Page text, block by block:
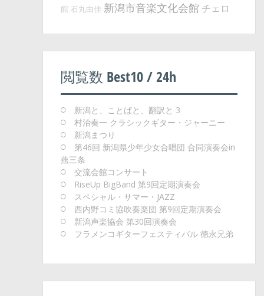
館 石丸由佳 新潟市音楽文化会館 チェロ
閲覧数 Best10 / 24h
新潟と、ことばと、翻訳と 3
村治奏一 クラシックギター・ジャーニー
新潟まつり
第46回 新潟県少年少女合唱団 合同演奏会in
燕三条
交流会館コンサート
RiseUp BigBand 第9回定期演奏会
スペシャル・サマー・JAZZ
西内野コミ協吹奏楽団 第9回定期演奏会
新潟声楽協会 第30回演奏会
フラメンコギターフェスティバル 徳永兄弟